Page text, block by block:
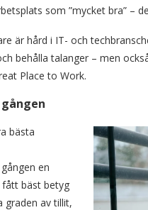
som ”mycket bra” –
är hård i IT- och
behålla talanger – men
Place to Work.
bästa
en
fått bäst betyg
graden av tillit,